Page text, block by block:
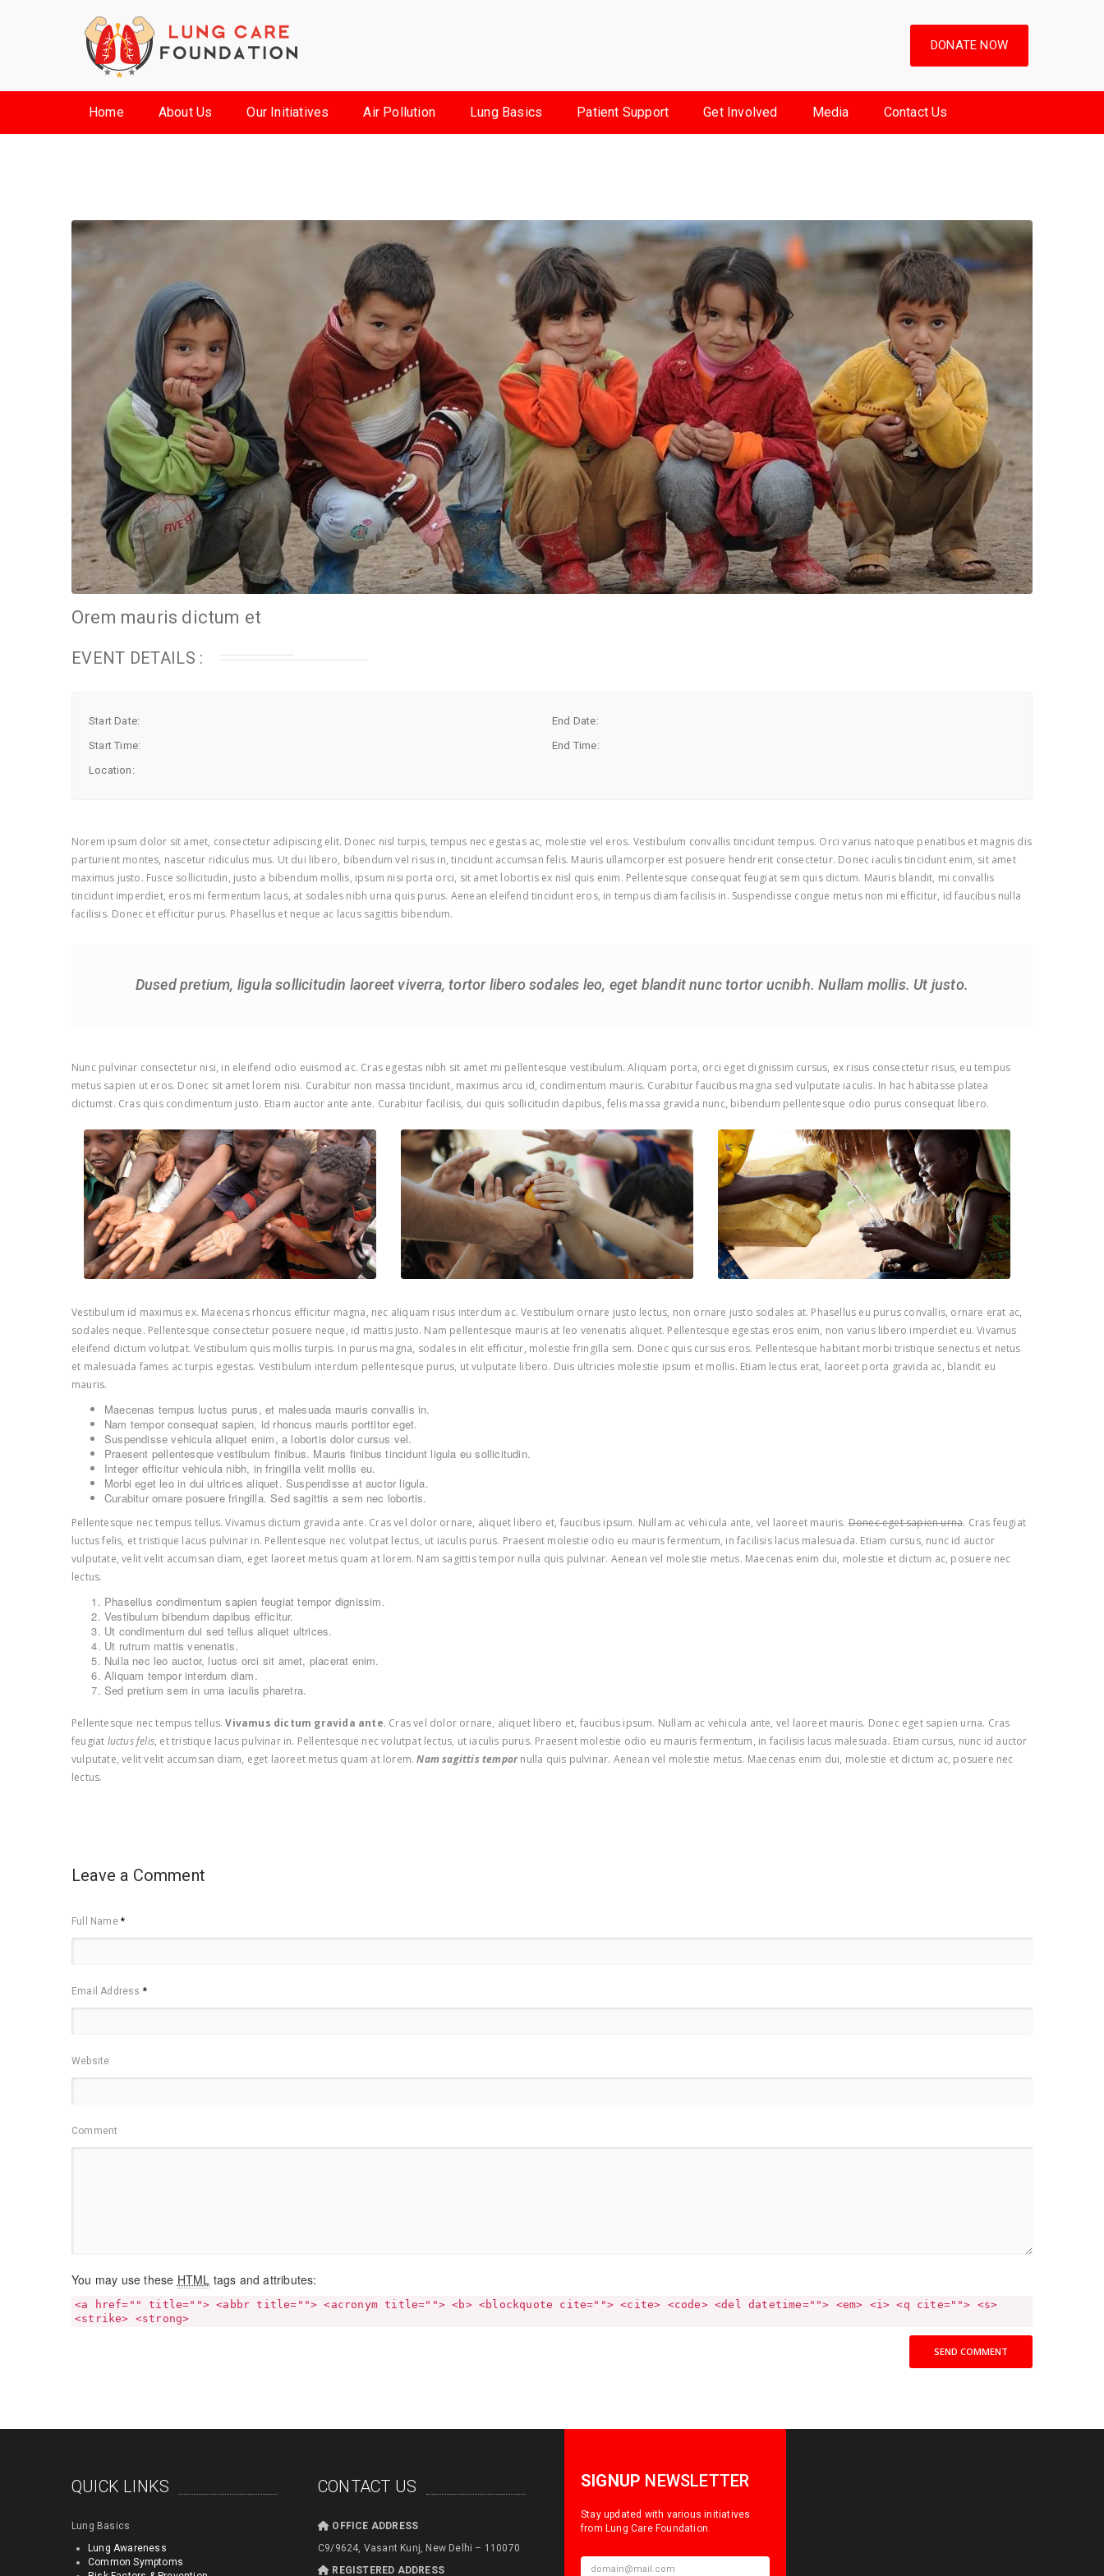
DONATE NOW
Home About Us Our Initiatives Air Pollution Lung Basics Patient Support Get Involved Media Contact Us
Orem mauris dictum et
EVENT DETAILS :
Start Date:
End Date:
Start Time:
End Time:
Location:
Norem ipsum dolor sit amet, consectetur adipiscing elit. Donec nisl turpis, tempus nec egestas ac, molestie vel eros. Vestibulum convallis tincidunt tempus. Orci varius natoque penatibus et magnis dis
parturient montes, nascetur ridiculus mus. Ut dui libero, bibendum vel risus in, tincidunt accumsan felis. Mauris ullamcorper est posuere hendrerit consectetur. Donec iaculis tincidunt enim, sit amet
maximus justo. Fusce sollicitudin, justo a bibendum mollis, ipsum nisi porta orci, sit amet lobortis ex nisl quis enim. Pellentesque consequat feugiat sem quis dictum. Mauris blandit, mi convallis
tincidunt imperdiet, eros mi fermentum lacus, at sodales nibh urna quis purus. Aenean eleifend tincidunt eros, in tempus diam facilisis in. Suspendisse congue metus non mi efficitur, id faucibus nulla
facilisis. Donec et efficitur purus. Phasellus et neque ac lacus sagittis bibendum.
Dused pretium, ligula sollicitudin laoreet viverra, tortor libero sodales leo, eget blandit nunc tortor ucnibh. Nullam mollis. Ut justo.
Nunc pulvinar consectetur nisi, in eleifend odio euismod ac. Cras egestas nibh sit amet mi pellentesque vestibulum. Aliquam porta, orci eget dignissim cursus, ex risus consectetur risus, eu tempus
metus sapien ut eros. Donec sit amet lorem nisi. Curabitur non massa tincidunt, maximus arcu id, condimentum mauris. Curabitur faucibus magna sed vulputate iaculis. In hac habitasse platea
dictumst. Cras quis condimentum justo. Etiam auctor ante ante. Curabitur facilisis, dui quis sollicitudin dapibus, felis massa gravida nunc, bibendum pellentesque odio purus consequat libero.
Vestibulum id maximus ex. Maecenas rhoncus efficitur magna, nec aliquam risus interdum ac. Vestibulum ornare justo lectus, non ornare justo sodales at. Phasellus eu purus convallis, ornare erat ac,
sodales neque. Pellentesque consectetur posuere neque, id mattis justo. Nam pellentesque mauris at leo venenatis aliquet. Pellentesque egestas eros enim, non varius libero imperdiet eu. Vivamus
eleifend dictum volutpat. Vestibulum quis mollis turpis. In purus magna, sodales in elit efficitur, molestie fringilla sem. Donec quis cursus eros. Pellentesque habitant morbi tristique senectus et netus
et malesuada fames ac turpis egestas. Vestibulum interdum pellentesque purus, ut vulputate libero. Duis ultricies molestie ipsum et mollis. Etiam lectus erat, laoreet porta gravida ac, blandit eu
mauris.
Maecenas tempus luctus purus, et malesuada mauris convallis in.
Nam tempor consequat sapien, id rhoncus mauris porttitor eget.
Suspendisse vehicula aliquet enim, a lobortis dolor cursus vel.
Praesent pellentesque vestibulum finibus. Mauris finibus tincidunt ligula eu sollicitudin.
Integer efficitur vehicula nibh, in fringilla velit mollis eu.
Morbi eget leo in dui ultrices aliquet. Suspendisse at auctor ligula.
Curabitur ornare posuere fringilla. Sed sagittis a sem nec lobortis.
Pellentesque nec tempus tellus. Vivamus dictum gravida ante. Cras vel dolor ornare, aliquet libero et, faucibus ipsum. Nullam ac vehicula ante, vel laoreet mauris. Donec eget sapien urna. Cras feugiat
luctus felis, et tristique lacus pulvinar in. Pellentesque nec volutpat lectus, ut iaculis purus. Praesent molestie odio eu mauris fermentum, in facilisis lacus malesuada. Etiam cursus, nunc id auctor
vulputate, velit velit accumsan diam, eget laoreet metus quam at lorem. Nam sagittis tempor nulla quis pulvinar. Aenean vel molestie metus. Maecenas enim dui, molestie et dictum ac, posuere nec
lectus.
Phasellus condimentum sapien feugiat tempor dignissim.
Vestibulum bibendum dapibus efficitur.
Ut condimentum dui sed tellus aliquet ultrices.
Ut rutrum mattis venenatis.
Nulla nec leo auctor, luctus orci sit amet, placerat enim.
Aliquam tempor interdum diam.
Sed pretium sem in urna iaculis pharetra.
Pellentesque nec tempus tellus.Vivamus dictum gravida ante. Cras vel dolor ornare, aliquet libero et, faucibus ipsum. Nullam ac vehicula ante, vel laoreet mauris. Donec eget sapien urna. Cras
feugiat luctus felis, et tristique lacus pulvinar in. Pellentesque nec volutpat lectus, ut iaculis purus. Praesent molestie odio eu mauris fermentum, in facilisis lacus malesuada. Etiam cursus, nunc id auctor
vulputate, velit velit accumsan diam, eget laoreet metus quam at lorem. Nam sagittis tempornulla quis pulvinar. Aenean vel molestie metus. Maecenas enim dui, molestie et dictum ac, posuere nec
lectus.
Leave a Comment
Full Name*
Email Address *
Website
Comment
You may use these HTML tags and attributes:
<a href="" title=""> <abbr title=""> <acronym title=""> <b> <blockquote cite=""> <cite> <code> <del datetime=""> <em> <i> <q cite=""> <s>
<strike> <strong>
SEND COMMENT
QUICK LINKS
Lung Basics
Lung Awareness
Common Symptoms
CONTACT US
OFFICE ADDRESS
C9/9624, Vasant Kunj, New Delhi – 110070
REGISTERED ADDRESS
SIGNUP NEWSLETTER
Stay updated with various initiatives
from Lung Care Foundation.